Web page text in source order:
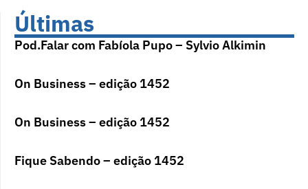
Últimas
Pod.Falar com Fabíola Pupo – Sylvio Alkimin
On Business – edição 1452
On Business – edição 1452
Fique Sabendo – edição 1452